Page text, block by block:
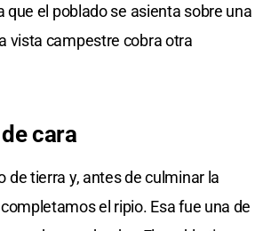
que el poblado se asienta sobre una
vista campestre cobra otra
cara
de tierra y, antes de culminar la
el ripio. Esa fue una de